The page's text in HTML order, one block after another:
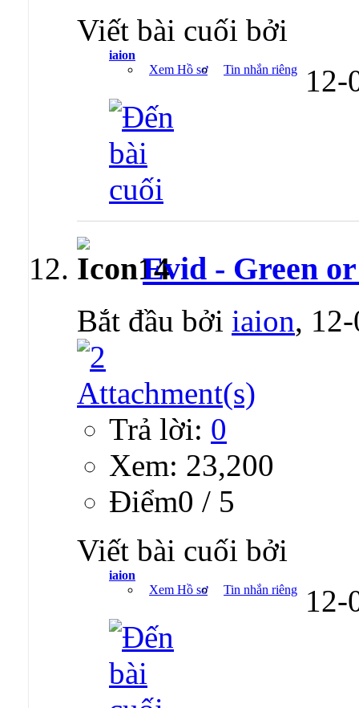
Viết bài cuối bởi
iaion
Xem Hồ sơ
Tin nhắn riêng
Evid - Green
Bắt đầu bởi iaion,
Trả lời: 0
Xem: 23,200
Ðiểm0 / 5
Viết bài cuối bởi
iaion
Xem Hồ sơ
Tin nhắn riêng